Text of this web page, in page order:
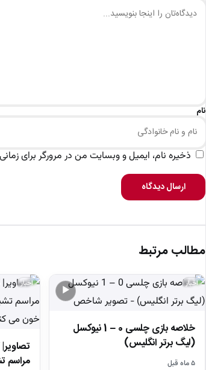
نام
ذخیره نام، ایمیل و وبسایت من در مرورگر برای
ارسال دیدگاه
مطالب مرتبط
▶
اخبار
خلاصه بازی چلسی 0 – 1 نیوکسل
(لیگ برتر انگلیس)
۵ ماه قبل
اخبار
مراسم